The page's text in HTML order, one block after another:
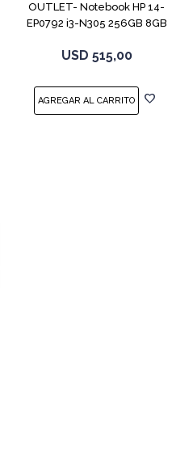
OUTLET- Notebook HP 14-
EP0792 i3-N305 256GB 8GB
USD 515,00